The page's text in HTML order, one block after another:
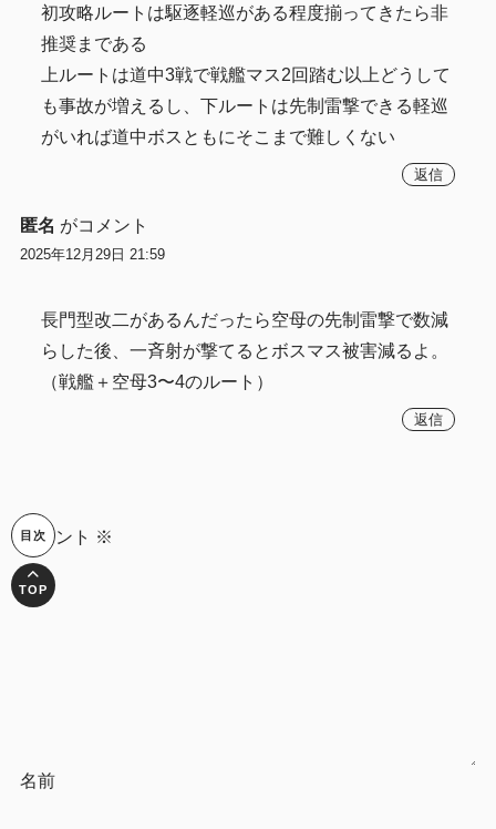
初攻略ルートは駆逐軽巡がある程度揃ってきたら非
推奨まである
上ルートは道中3戦で戦艦マス2回踏む以上どうして
も事故が増えるし、下ルートは先制雷撃できる軽巡
がいれば道中ボスともにそこまで難しくない
返信
匿名 がコメント
2025年12月29日 21:59
長門型改二があるんだったら空母の先制雷撃で数減
らした後、一斉射が撃てるとボスマス被害減るよ。
（戦艦＋空母3〜4のルート）
返信
コメント ※
名前